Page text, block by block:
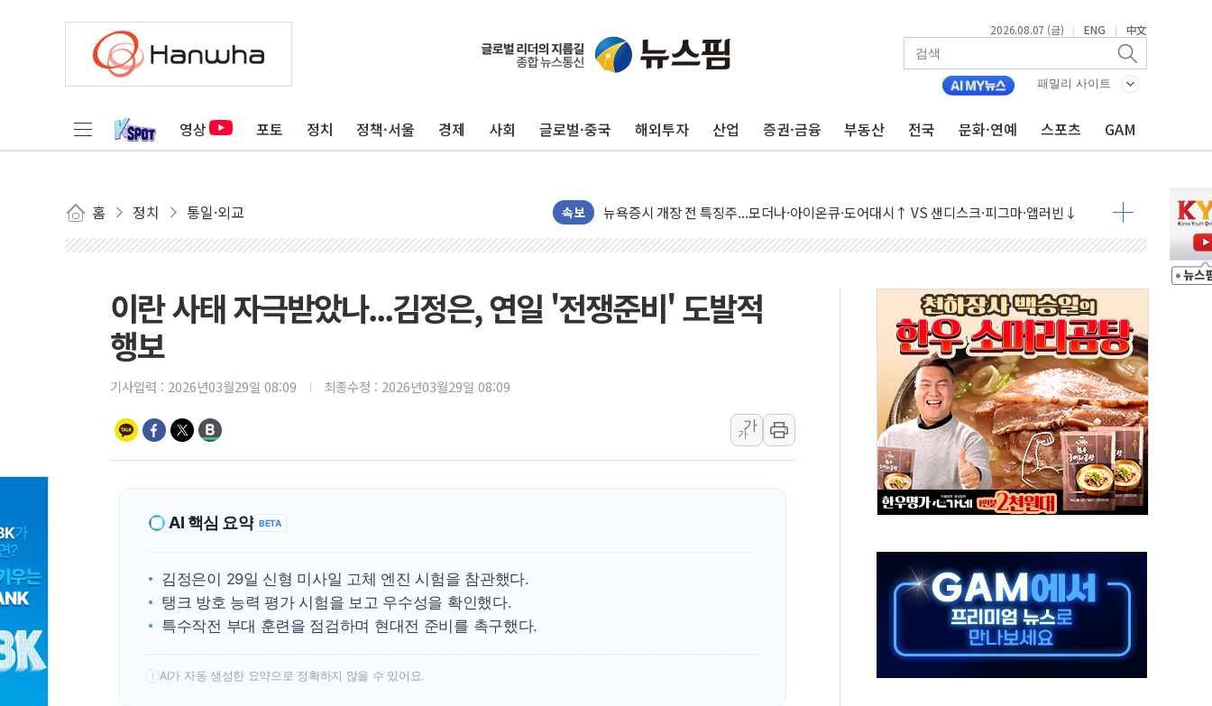
2026.08.07 (금) | ENG | 中文
패밀리 사이트
영상 포토 정치 정책·서울 경제 사회 글로벌·중국 해외투자 산업 증권·금융 부동산 전국 문화·연예 스포츠 GAM
홈 정치 통일·외교 속보
리투아니아 국방 "러, 우크라 드론으로 나토 회원국 공격 검토… 거짓 깃발 작전"
구광모, 내주 실리콘밸리서 젠슨 황 재회…로봇·AI 데이터센터·모빌리티 구체화
김정관 장관 "영업이익 N% 성과급 반대…상법·자본시장법 개정 논의"
뉴욕증시 프리뷰, 미 주가선물 AI주 차익실현 속 혼조세...웨스턴디지털·샌디스크↓
금값 7주 만에 최고…美 고용 둔화·호르무즈 재개방 기대에 강세
[인도증시] 중동 긴장 완화에 실적 호조까지, 상승...호실적 보고 기업 상승세 뚜렷
러, 1인칭시점 드론으로 우크라 민간인 '사파리' 공격… 시민들 공포감 극대화 전략
[베트남 증시] 지수 하락 속 'DGC' 임시 주총 기대감에 홀로 상한가…마진 잔액은 사상 최고
'월가의 황제' 다이먼 "금융시장 레버리지 위험수위…숨은 차입이 더 큰 변수"
양주 섬유염색공장서 화재 1명 중상…대응 1단계 진압 중
김정관 산업부 장관 "주 52시간 손봐야, 경쟁상대 中과 비교해야"
해군 1함대 창설 80주년…지역과 함께하는 '선봉'의 대민 봉사
[3보] 북, 원산서 동해로 단거리 탄도미사일 1발 발사… 올해 10번째·42일 만 도발
주한미군 "오산기지 누출, 백린 아닌 무해한 표면 부식 물질"
구미 폐염산처리업체서 불 2시간30여분만에 진화...외국인 노동자 숨져
이란 사태 자극받았나...김정은, 연일 '전쟁준비' 도발적
행보
기사입력 : 2026년03월29일 08:09 최종수정 : 2026년03월29일 08:09
가
가
AI 핵심 요약 BETA
김정은이 29일 신형 미사일 고체 엔진 시험을 참관했다.
탱크 방호 능력 평가 시험을 보고 우수성을 확인했다.
특수작전 부대 훈련을 점검하며 현대전 준비를 촉구했다.
! AI가 자동 생성한 요약으로 정확하지 않을 수 있어요.